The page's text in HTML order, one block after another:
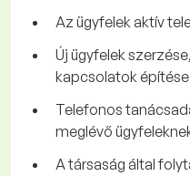
Az ügyfelek aktív
Új ügyfelek
kapcsolatok
Telefonos
meglévő
A társaság által